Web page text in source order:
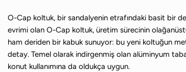
O-Cap koltuk, bir sandalyenin etrafındaki basit bir
evrimi olan O-Cap koltuk, üretim sürecinin
ham deriden bir kabuk sunuyor: bu yeni koltuğun
detay. Temel olarak indirgenmiş olan alüminyum
konut kullanımına da oldukça uygun.